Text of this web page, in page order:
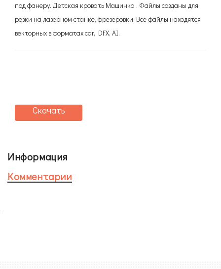
под фанеру. Детская кровать Машинка . Файлы созданы для
резки на лазерном станке, фрезеровки. Все файлы находятся
векторных в форматах cdr, DFX, AI.
Скачать
Информация
Комментарии
-